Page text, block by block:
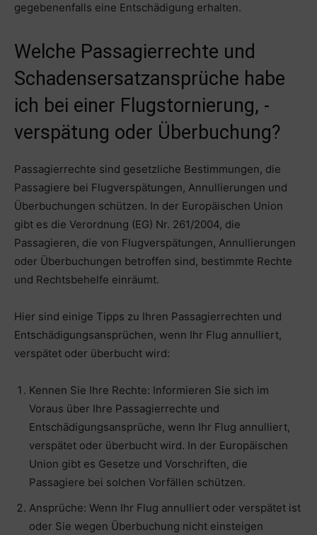
gegebenenfalls eine Entschädigung erhalten.
Welche Passagierrechte und
Schadensersatzansprüche habe
ich bei einer Flugstornierung, -
verspätung oder Überbuchung?
Passagierrechte sind gesetzliche Bestimmungen, die
Passagiere bei Flugverspätungen, Annullierungen und
Überbuchungen schützen. In der Europäischen Union
gibt es die Verordnung (EG) Nr. 261/2004, die
Passagieren, die von Flugverspätungen, Annullierungen
oder Überbuchungen betroffen sind, bestimmte Rechte
und Rechtsbehelfe einräumt.
Hier sind einige Tipps zu Ihren Passagierrechten und
Entschädigungsansprüchen, wenn Ihr Flug annulliert,
verspätet oder überbucht wird:
Kennen Sie Ihre Rechte: Informieren Sie sich im
Voraus über Ihre Passagierrechte und
Entschädigungsansprüche, wenn Ihr Flug annulliert,
verspätet oder überbucht wird. In der Europäischen
Union gibt es Gesetze und Vorschriften, die
Passagiere bei solchen Vorfällen schützen.
Ansprüche: Wenn Ihr Flug annulliert oder verspätet ist
oder Sie wegen Überbuchung nicht einsteigen